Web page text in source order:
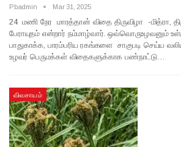
Pbadmin Mar 31, 2025
24 மணி நேர மாரத்தான் விதை திருவிழா -மித்ரா,
பேராயுதம் என்றார் நம்மாழ்வார். ஒவ்வொருஉழவனும்
பாதுகாக்க, பாரம்பரிய ரகங்களை சாகுபடி செய்ய
உழவர் பெருமக்கள் விதைகளுக்காக பண்நாட்டு…
விவசாயம்